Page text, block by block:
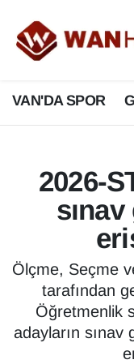
VAN'DA SPOR
2026-
Ölçme, Seçme
tarafından
Öğretmenlik
adayların
3.SAYFA
ASAYİŞ
BİLİM VE
Biyografi
Bölge
ÇEVRE
Deprem
Dernekler,
Van Nöbetçi
Van Hava
Van Namaz
Van Trafik
Süper Lig
Tüm
Son Dakika